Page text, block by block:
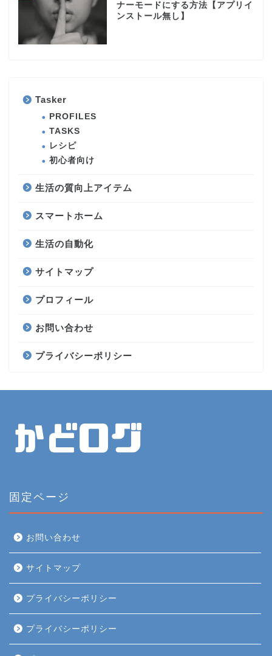
ナーモードにする方法【アプリイ
ンストール無し】
Tasker
PROFILES
TASKS
レシピ
初心者向け
生活の質向上アイテム
スマートホーム
生活の自動化
サイトマップ
プロフィール
お問い合わせ
プライバシーポリシー
固定ページ
お問い合わせ
サイトマップ
プライバシーポリシー
プライバシーポリシー